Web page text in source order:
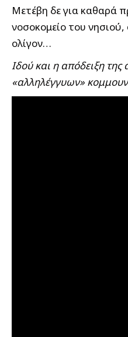
Μετέβη δε για καθαρά
νοσοκομείο του νησιού,
ολίγον…
Ιδού και η απόδειξη της
«αλληλέγγυων»